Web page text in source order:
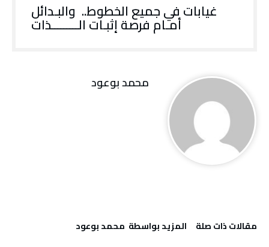
غيابات في جميع الخطوط.. والبـدائل
أمـام فرصة إثبـات الـــــــــذات
محمد بوعود
‫مقالات ذات صلة‬ ‫‫المزيد بواسطة‬ ‬ محمد بوعود